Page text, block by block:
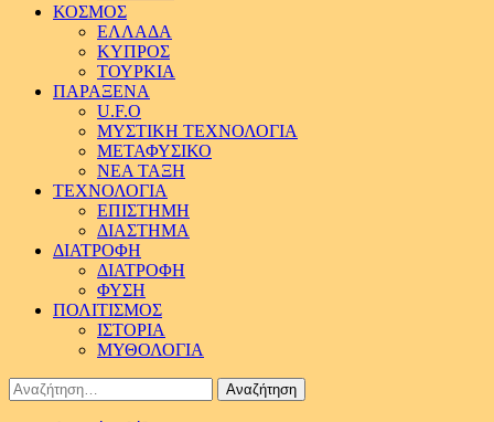
ΚΟΣΜΟΣ
ΕΛΛΑΔΑ
ΚΥΠΡΟΣ
ΤΟΥΡΚΙΑ
ΠΑΡΑΞΕΝΑ
U.F.O
ΜΥΣΤΙΚΗ ΤΕΧΝΟΛΟΓΙΑ
ΜΕΤΑΦΥΣΙΚΟ
ΝΕΑ ΤΑΞΗ
ΤΕΧΝΟΛΟΓΙΑ
ΕΠΙΣΤΗΜΗ
ΔΙΑΣΤΗΜΑ
ΔΙΑΤΡΟΦΗ
ΔΙΑΤΡΟΦΗ
ΦΥΣΗ
ΠΟΛΙΤΙΣΜΟΣ
ΙΣΤΟΡΙΑ
ΜΥΘΟΛΟΓΙΑ
Αναζήτηση
για: